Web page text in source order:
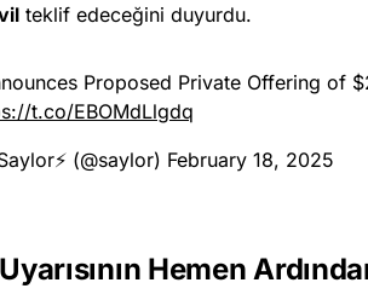
teklif edeceğini duyurdu.
Proposed Private Offering of
t.co/EBOMdLlgdq
(@saylor) February 18, 2025
Hemen